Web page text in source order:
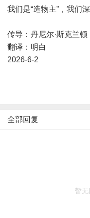
我们是“造物主”，我们
传导：丹尼尔·斯克兰顿
翻译：明白
2026-6-2
全部回复
暂